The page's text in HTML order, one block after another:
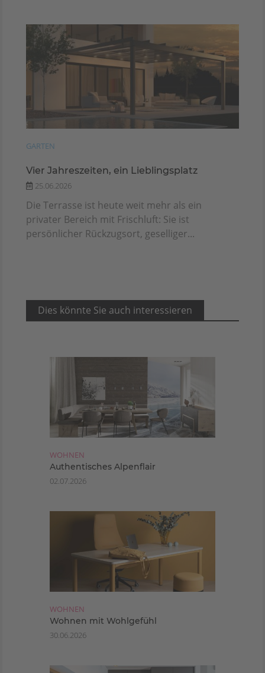
GARTEN
Vier Jahreszeiten, ein Lieblingsplatz
25.06.2026
Die Terrasse ist heute weit mehr als ein
privater Bereich mit Frischluft: Sie ist
persönlicher Rückzugsort, geselliger...
Dies könnte Sie auch interessieren
WOHNEN
Authentisches Alpenflair
02.07.2026
WOHNEN
Wohnen mit Wohlgefühl
30.06.2026